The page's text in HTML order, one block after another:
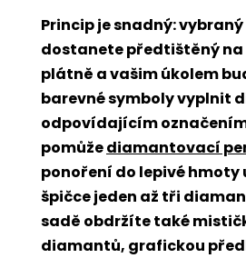
Princip je snadný:
dostanete předtištěný na
plátně a vašim úkolem
barevné symboly vyplnit
odpovídajícím
pomůžediamantovací
ponoření do lepivé hmoty
špičce jeden až tři
sadě obdržíte také
diamantů, grafickou